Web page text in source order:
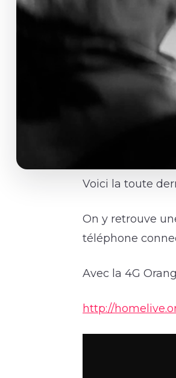
Voici la toute
On y retrouve
téléphone
Avec la 4G
http://